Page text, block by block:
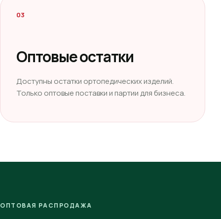
03
Оптовые остатки
Доступны остатки ортопедических изделий.
Только оптовые поставки и партии для бизнеса.
ОПТОВАЯ РАСПРОДАЖА